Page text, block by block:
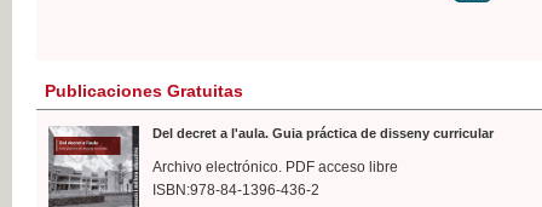
Publicaciones Gratuitas
Del decret a l'aula. Guia práctica de disseny curricular
Archivo electrónico. PDF acceso libre
ISBN:978-84-1396-436-2